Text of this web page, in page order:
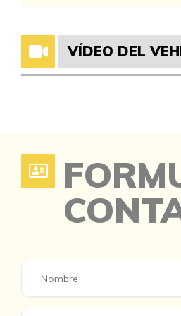
VÍDEO DEL